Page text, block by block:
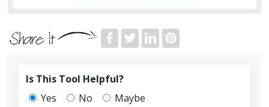
Is This Tool Helpful?
Yes
No Maybe